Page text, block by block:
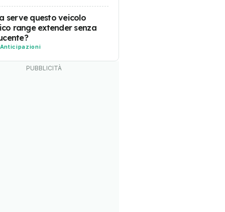
serve questo veicolo
range extender senza
Anticipazioni